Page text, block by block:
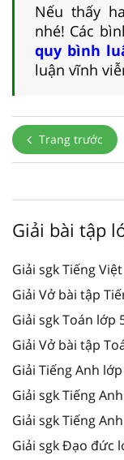
Nếu thấy
nhé! Các
quy bình
luận vĩnh
Trang trước
Giải bài tập
Giải sgk Tiếng
Giải Vở bài tập
Giải sgk Toán lớp
Giải Vở bài tập
Giải Tiếng Anh
Giải sgk Tiếng
Giải sgk Tiếng
Giải sgk Đạo đức